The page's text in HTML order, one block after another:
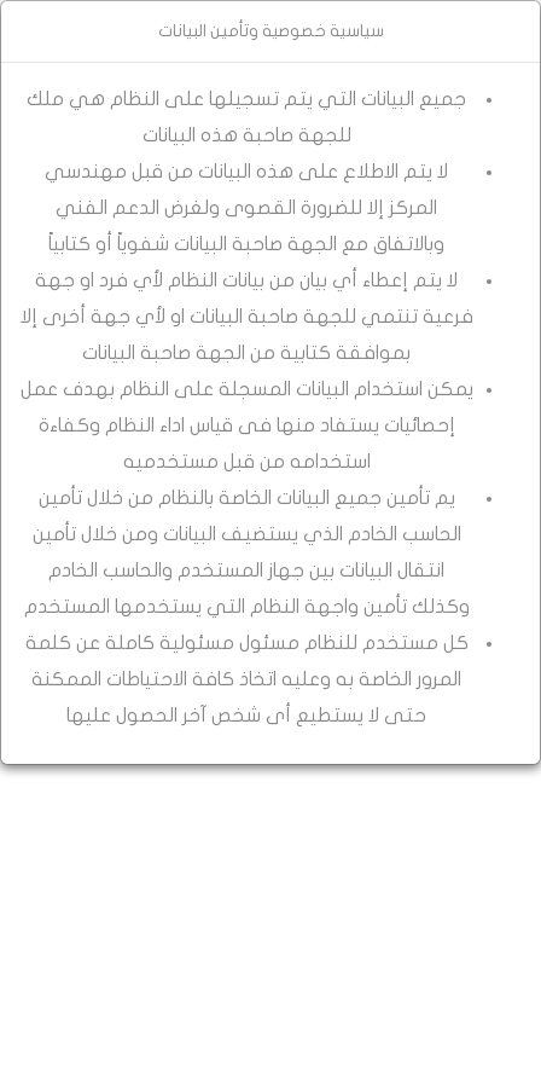
سياسية خصوصية وتأمين البيانات
جميع البيانات التي يتم تسجيلها على النظام هي ملك
للجهة صاحبة هذه البيانات
لا يتم الاطلاع على هذه البيانات من قبل مهندسي
المركز إلا للضرورة القصوى ولغرض الدعم الفني
وبالاتفاق مع الجهة صاحبة البيانات شفوياً أو كتابياً
لا يتم إعطاء أي بيان من بيانات النظام لأي فرد او جهة
فرعية تنتمي للجهة صاحبة البيانات او لأي جهة أخرى إلا
بموافقة كتابية من الجهة صاحبة البيانات
يمكن استخدام البيانات المسجلة على النظام بهدف عمل
إحصائيات يستفاد منها فى قياس اداء النظام وكفاءة
استخدامه من قبل مستخدميه
يم تأمين جميع البيانات الخاصة بالنظام من خلال تأمين
الحاسب الخادم الذي يستضيف البيانات ومن خلال تأمين
انتقال البيانات بين جهاز المستخدم والحاسب الخادم
وكذلك تأمين واجهة النظام التي يستخدمها المستخدم
كل مستخدم للنظام مسئول مسئولية كاملة عن كلمة
المرور الخاصة به وعليه اتخاذ كافة الاحتياطات الممكنة
حتى لا يستطيع أى شخص آخر الحصول عليها